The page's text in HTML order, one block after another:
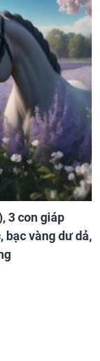
3 con giáp
bạc vàng dư dả,